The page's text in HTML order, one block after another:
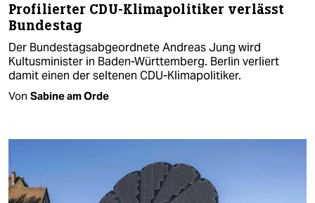
Profilierter CDU-Klimapolitiker verlässt
Bundestag
Der Bundestagsabgeordnete Andreas Jung wird
Kultusminister in Baden-Württemberg. Berlin verliert
damit einen der seltenen CDU-Klimapolitiker.
Von Sabine am Orde